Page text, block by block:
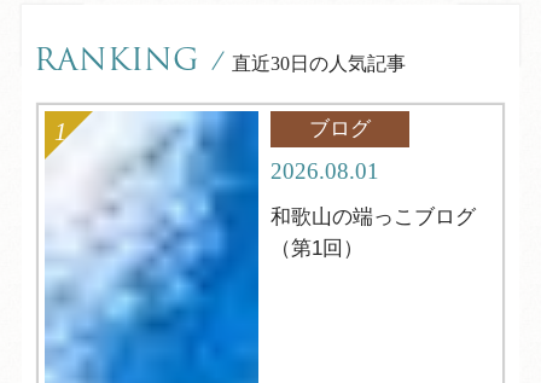
RANKING / 直近30日の人気記事
ブログ
2026.08.01
和歌山の端っこブログ
（第1回）